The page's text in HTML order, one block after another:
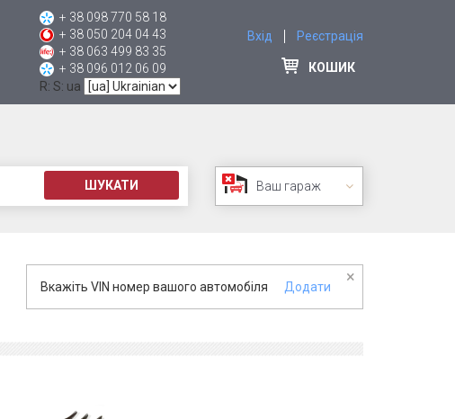
+ 38 098 770 58 18
+ 38 050 204 04 43
+ 38 063 499 83 35
+ 38 096 012 06 09
R: S: ua
Вхід Реєстрація
КОШИК
ШУКАТИ Ваш гараж
Вкажіть VIN номер вашого автомобіля Додати
×